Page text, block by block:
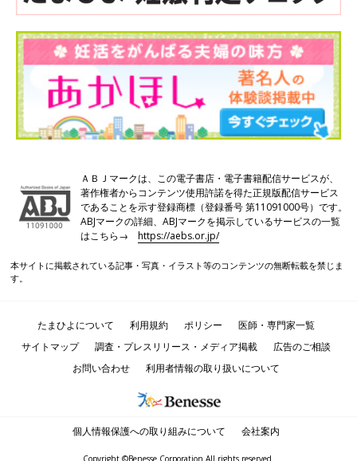
ＡＢＪマークは、この電子書店・電子書籍配信サービスが、
著作権者からコンテンツ使用許諾を得た正規版配信サービス
であることを示す登録商標（登録番号 第11091000号）です。
ABJマークの詳細、ABJマークを掲示しているサービスの一覧
はこちら→https://aebs.or.jp/
本サイトに掲載されている記事・写真・イラスト等のコンテンツの無断転載を禁じま
す。
たまひよについて 利用規約 ポリシー
医師・専門家一覧
サイトマップ
調査・プレスリリース・メディア掲載
広告のご相談
お問い合わせ
利用者情報の取り扱いについて
個人情報保護への取り組みについて 会社案内